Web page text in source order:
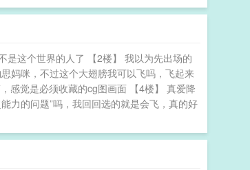
是这个世界的人了 【2楼】 我以为先出场的
妈咪，不过这个大翅膀我可以飞吗，飞起来
感觉是必须收藏的cg图画面 【4楼】 真爱降
力的问题”吗，我回回选的就是会飞，真的好